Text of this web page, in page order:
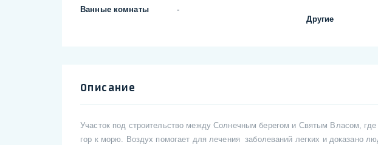
Ванные комнаты -
Другие
Описание
Участок под строительство между Солнечным берегом и Святым Власом, где
гор к морю. Воздух помогает для лечения заболеваний легких и доказано